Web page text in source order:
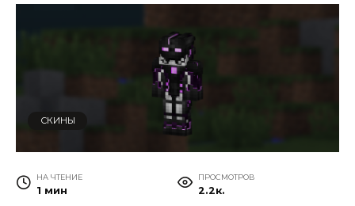
СКИНЫ
НА ЧТЕНИЕ
1 мин
ПРОСМОТРОВ
2.2к.